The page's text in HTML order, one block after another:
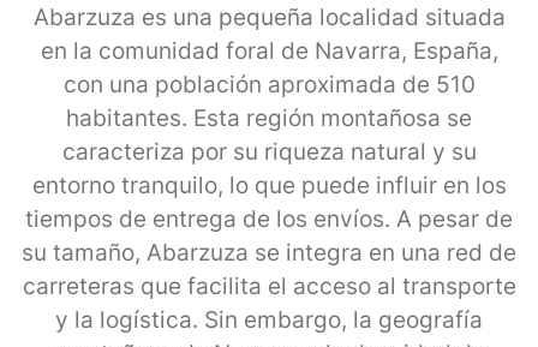
Abarzuza es una pequeña localidad situada
en la comunidad foral de Navarra, España,
con una población aproximada de 510
habitantes. Esta región montañosa se
caracteriza por su riqueza natural y su
entorno tranquilo, lo que puede influir en los
tiempos de entrega de los envíos. A pesar de
su tamaño, Abarzuza se integra en una red de
carreteras que facilita el acceso al transporte
y la logística. Sin embargo, la geografía